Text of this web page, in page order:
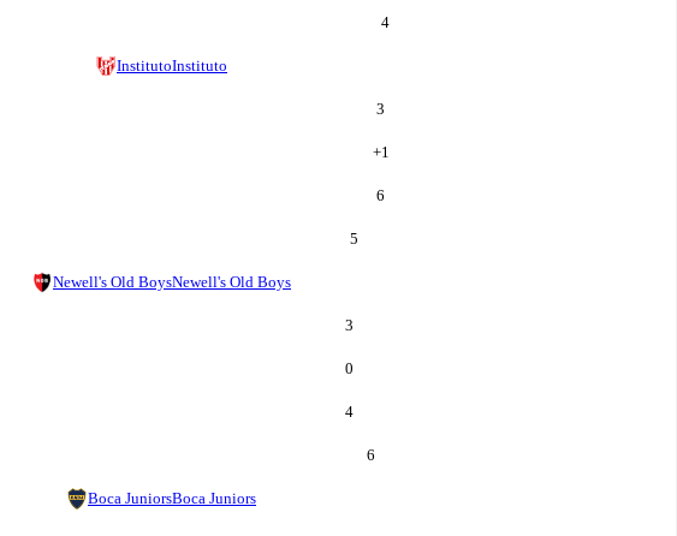
4
InstitutoInstituto
3
+1
6
5
Newell's Old BoysNewell's Old Boys
3
0
4
6
Boca JuniorsBoca Juniors